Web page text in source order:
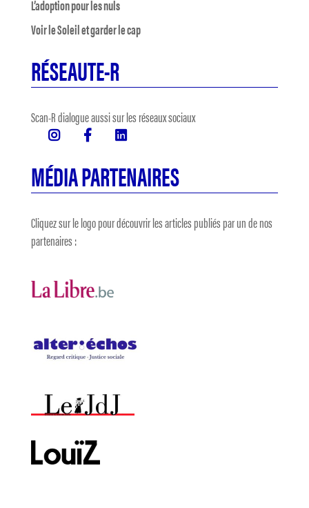
L’adoption pour les nuls
Voir le Soleil et garder le cap
RÉSEAUTE-R
Scan-R dialogue aussi sur les réseaux sociaux
MÉDIA PARTENAIRES
Cliquez sur le logo pour découvrir les articles publiés par un de nos
partenaires :